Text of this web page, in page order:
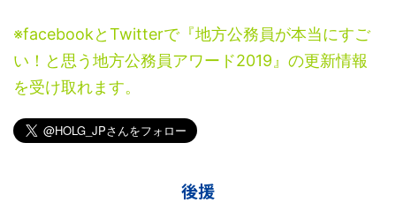
※facebookとTwitterで『地方公務員が本当にすご
い！と思う地方公務員アワード2019』の更新情報
を受け取れます。
後援